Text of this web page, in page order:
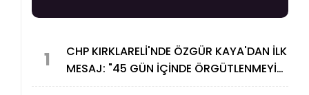
1
CHP KIRKLARELİ'NDE ÖZGÜR KAYA'DAN İLK
MESAJ: "45 GÜN İÇİNDE ÖRGÜTLENMEYİ